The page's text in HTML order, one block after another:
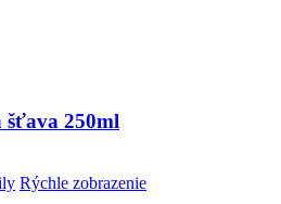
šťava 250ml
Rýchle zobrazenie